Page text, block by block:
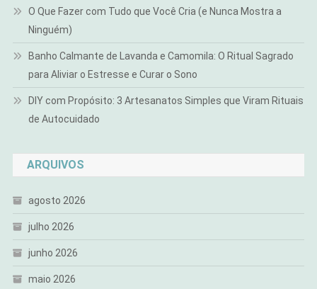
O Que Fazer com Tudo que Você Cria (e Nunca Mostra a
Ninguém)
Banho Calmante de Lavanda e Camomila: O Ritual Sagrado
para Aliviar o Estresse e Curar o Sono
DIY com Propósito: 3 Artesanatos Simples que Viram Rituais
de Autocuidado
ARQUIVOS
agosto 2026
julho 2026
junho 2026
maio 2026